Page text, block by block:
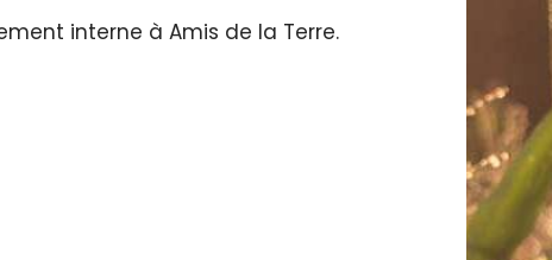
interne à Amis de la Terre.